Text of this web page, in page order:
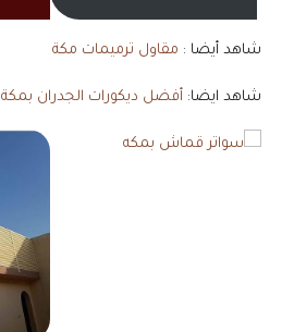
شاهد أيضا : مقاول ترميمات مكة
شاهد ايضا: أفضل ديكورات الجدران بمكة